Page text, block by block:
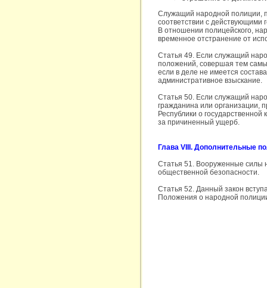
Служащий народной полиции,
соответствии с действующими
В отношении полицейского,
временное отстранение от
Статья 49. Если служащий
положений, совершая тем
если в деле не имеется
административное взыскание.
Статья 50. Если служащий
гражданина или организации,
Республики о
за причиненный ущерб.
Глава VIII. Дополнительные
Статья 51. Вооруженные силы
общественной безопасности.
Статья 52. Данный закон
Положения о народной